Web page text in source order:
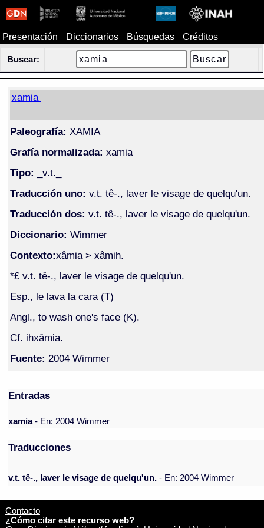
Presentación Diccionarios Búsquedas Créditos
Buscar:
xamia
Paleografía: XAMIA
Grafía normalizada: xamia
Tipo: _v.t._
Traducción uno: v.t. tê-., laver le visage de quelqu'un.
Traducción dos: v.t. tê-., laver le visage de quelqu'un.
Diccionario: Wimmer
Contexto:xâmia > xâmih.
*£ v.t. tê-., laver le visage de quelqu'un.
Esp., le lava la cara (T)
Angl., to wash one's face (K).
Cf. ihxâmia.
Fuente: 2004 Wimmer
Entradas
xamia- En: 2004 Wimmer
Traducciones
v.t. tê-., laver le visage de quelqu'un. - En: 2004 Wimmer
Contacto
¿Cómo citar este recurso web?